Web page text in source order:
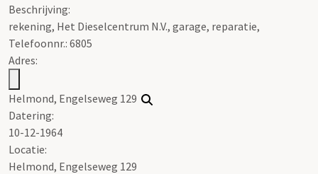
Beschrijving:
rekening, Het Dieselcentrum N.V., garage, reparatie,
Telefoonnr.: 6805
Adres:
Helmond, Engelseweg 129
Datering:
10-12-1964
Locatie:
Helmond, Engelseweg 129